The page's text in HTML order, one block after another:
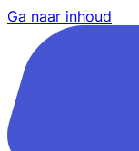
Ga naar inhoud